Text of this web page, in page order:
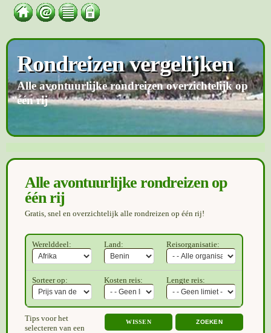
Rondreizen vergelijken
Alle avontuurlijke rondreizen overzichtelijk op
één rij
Alle avontuurlijke rondreizen op
één rij
Gratis, snel en overzichtelijk alle rondreizen op één rij!
Werelddeel: Land: Reisorganisatie:
Sorteer op: Kosten reis: Lengte reis:
WISSEN
Tips voor het
selecteren van een